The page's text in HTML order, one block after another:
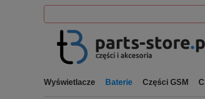
Wyświetlacze Baterie Części GSM